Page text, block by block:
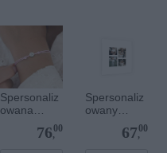
Spersonaliz
owana
bransoletka
sznurkowa -
76,
00
Spersonaliz
owany
plakat - 40 x
67,
00